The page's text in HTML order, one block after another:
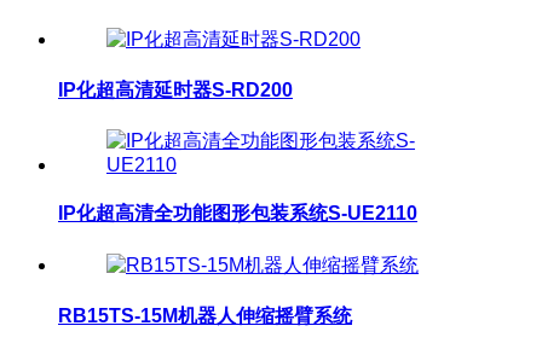
IP化超高清延时器S-RD200
IP化超高清全功能图形包装系统S-UE2110
RB15TS-15M机器人伸缩摇臂系统